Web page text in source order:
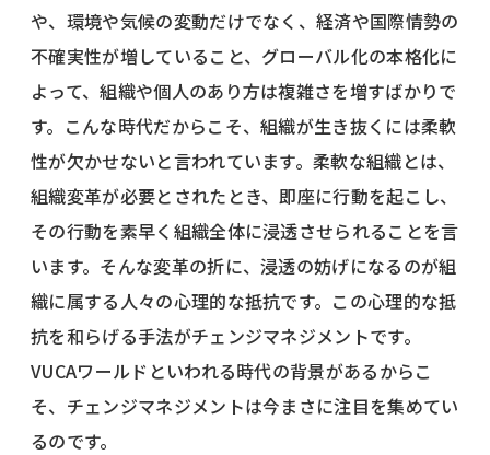
や、環境や気候の変動だけでなく、経済や国際情勢の
不確実性が増していること、グローバル化の本格化に
よって、組織や個人のあり方は複雑さを増すばかりで
す。こんな時代だからこそ、組織が生き抜くには柔軟
性が欠かせないと言われています。柔軟な組織とは、
組織変革が必要とされたとき、即座に行動を起こし、
その行動を素早く組織全体に浸透させられることを言
います。そんな変革の折に、浸透の妨げになるのが組
織に属する人々の心理的な抵抗です。この心理的な抵
抗を和らげる手法がチェンジマネジメントです。
VUCAワールドといわれる時代の背景があるからこ
そ、チェンジマネジメントは今まさに注目を集めてい
るのです。